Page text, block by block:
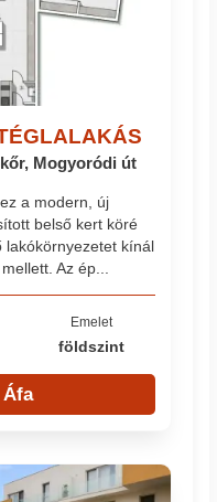
Mogyoródi út
a modern, új
belső kert köré
lakókörnyezetet kínál
Az ép...
Emelet
földszint
Áfa